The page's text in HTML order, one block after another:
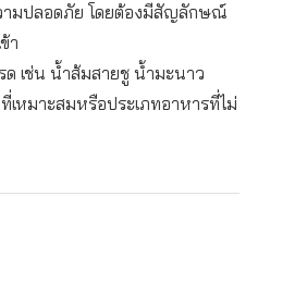
วามปลอดภัย โดยต้องมีสัญลักษณ์
า
ด เช่น น้ำส้มสายชู น้ำมะนาว
หมาะสมหรือประเภทอาหารที่ไม่